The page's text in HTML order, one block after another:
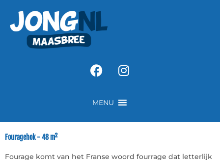
FacebookInstagram
MENU
Fouragehok - 48 m²​
Fourage komt van het Franse woord fourrage dat letterlijk